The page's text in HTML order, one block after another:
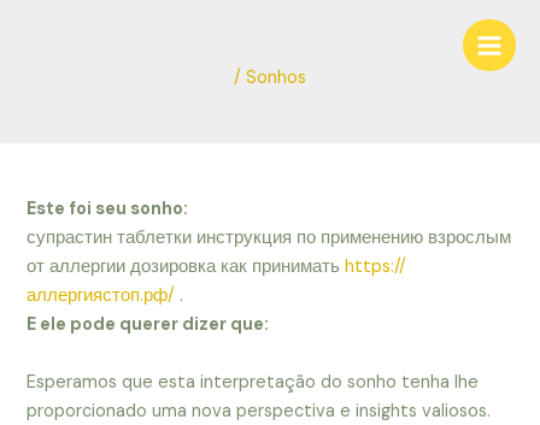
Main
/ Sonhos
Este foi seu sonho:
супрастин таблетки инструкция по применению взрослым
от аллергии дозировка как приниматьhttps://
аллергиястоп.рф/ .
E ele pode querer dizer que:
Esperamos que esta interpretação do sonho tenha lhe
proporcionado uma nova perspectiva e insights valiosos.